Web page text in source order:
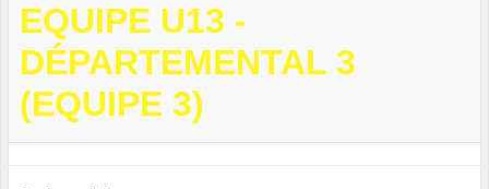
EQUIPE U13 -
DÉPARTEMENTAL 3
(EQUIPE 3)